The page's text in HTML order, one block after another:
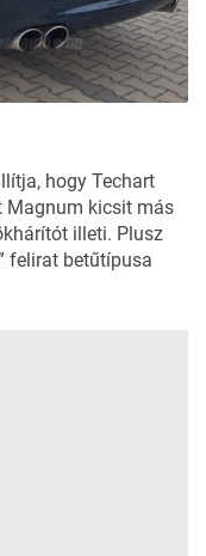
hogy Techart
Magnum kicsit más
illeti. Plusz
felirat betűtípusa